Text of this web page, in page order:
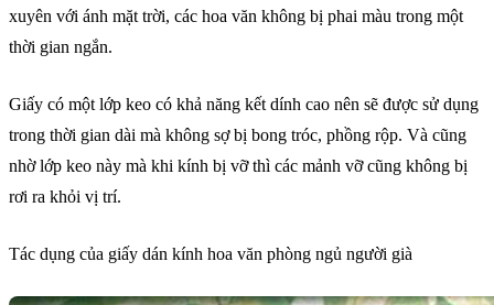
xuyên với ánh mặt trời, các hoa văn không bị phai màu trong một
thời gian ngắn.
Giấy có một lớp keo có khả năng kết dính cao nên sẽ được sử dụng
trong thời gian dài mà không sợ bị bong tróc, phồng rộp. Và cũng
nhờ lớp keo này mà khi kính bị vỡ thì các mảnh vỡ cũng không bị
rơi ra khỏi vị trí.
Tác dụng của giấy dán kính hoa văn phòng ngủ người già